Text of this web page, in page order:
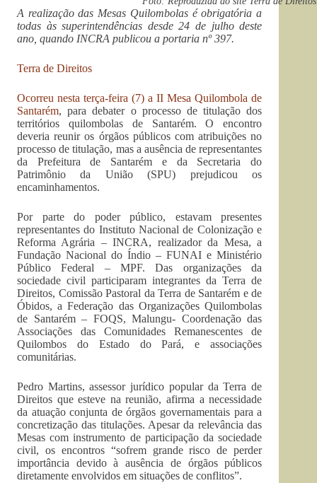
A realização das Mesas Quilombolas é obrigatória a
todas às superintendências desde 24 de julho deste
ano, quando INCRA publicou a portaria nº 397.
Terra de Direitos
Ocorreu nesta terça-feira (7) a II Mesa Quilombola de
Santarém, para debater o processo de titulação dos
territórios quilombolas de Santarém. O encontro
deveria reunir os órgãos públicos com atribuições no
processo de titulação, mas a ausência de representantes
da Prefeitura de Santarém e da Secretaria do
Patrimônio da União (SPU) prejudicou os
encaminhamentos.
Por parte do poder público, estavam presentes
representantes do Instituto Nacional de Colonização e
Reforma Agrária – INCRA, realizador da Mesa, a
Fundação Nacional do Índio – FUNAI e Ministério
Público Federal – MPF. Das organizações da
sociedade civil participaram integrantes da Terra de
Direitos, Comissão Pastoral da Terra de Santarém e de
Óbidos, a Federação das Organizações Quilombolas
de Santarém – FOQS, Malungu- Coordenação das
Associações das Comunidades Remanescentes de
Quilombos do Estado do Pará, e associações
comunitárias.
Pedro Martins, assessor jurídico popular da Terra de
Direitos que esteve na reunião, afirma a necessidade
da atuação conjunta de órgãos governamentais para a
concretização das titulações. Apesar da relevância das
Mesas com instrumento de participação da sociedade
civil, os encontros “sofrem grande risco de perder
importância devido à ausência de órgãos públicos
diretamente envolvidos em situações de conflitos”.